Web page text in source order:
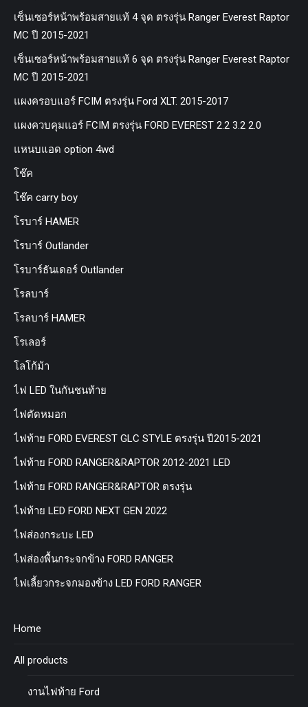
เซ็นเซอร์หน้าพร้อมสายแท้ 4 จุด ตรงรุ่น Ranger Everest Raptor
MC ปี 2015-2021
เซ็นเซอร์หน้าพร้อมสายแท้ 6 จุด ตรงรุ่น Ranger Everest Raptor
MC ปี 2015-2021
แผงครอบแอร์ FCIM ตรงรุ่น Ford XLT. 2015-2017
แผงควบคุมแอร์ FCIM ตรงรุ่น FORD EVEREST 2.2 3.2 2.0
แหนบแอด option 4wd
โช๊ค
โช๊ค carry boy
โรบาร์ HAMER
โรบาร์ Outlander
โรบาร์ธันเดอร์ Outlander
โรลบาร์
โรลบาร์ HAMER
โรเลอร์
โลโก้ม้า
ไฟ LED ในกันชนท้าย
ไฟตัดหมอก
ไฟท้าย FORD EVEREST GLC STYLE ตรงรุ่น ปี2015-2021
ไฟท้าย FORD RANGER&RAPTOR 2012-2021 LED
ไฟท้าย FORD RANGER&RAPTOR ตรงรุ่น
ไฟท้าย LED FORD NEXT GEN 2022
ไฟส่องกระบะ LED
ไฟส่องพื้นกระจกข้าง FORD RANGER
ไฟเลี้ยวกระจกมองข้าง LED FORD RANGER
Home
All products
งานไฟท้าย Ford